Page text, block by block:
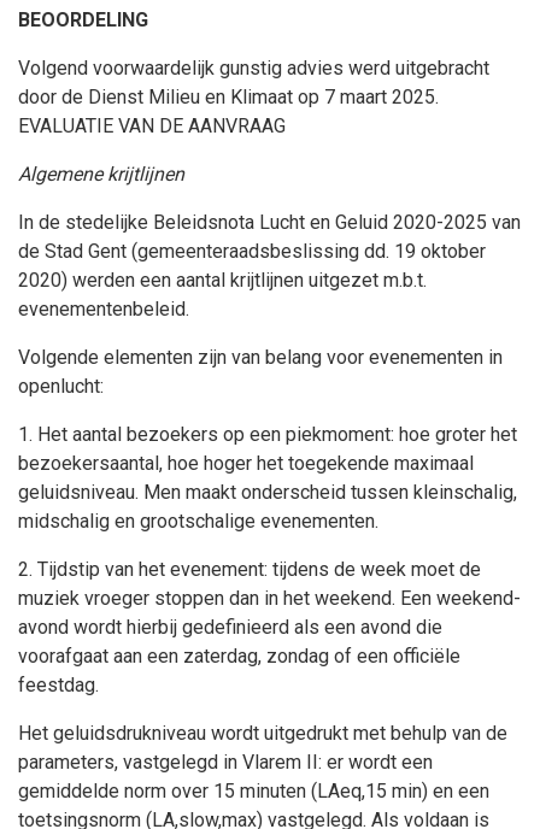
BEOORDELING
Volgend voorwaardelijk gunstig advies werd uitgebracht
door de Dienst Milieu en Klimaat op 7 maart 2025.
EVALUATIE VAN DE AANVRAAG
Algemene krijtlijnen
In de stedelijke Beleidsnota Lucht en Geluid 2020-2025 van
de Stad Gent (gemeenteraadsbeslissing dd. 19 oktober
2020) werden een aantal krijtlijnen uitgezet m.b.t.
evenementenbeleid.
Volgende elementen zijn van belang voor evenementen in
openlucht:
1. Het aantal bezoekers op een piekmoment: hoe groter het
bezoekersaantal, hoe hoger het toegekende maximaal
geluidsniveau. Men maakt onderscheid tussen kleinschalig,
midschalig en grootschalige evenementen.
2. Tijdstip van het evenement: tijdens de week moet de
muziek vroeger stoppen dan in het weekend. Een weekend-
avond wordt hierbij gedefinieerd als een avond die
voorafgaat aan een zaterdag, zondag of een officiële
feestdag.
Het geluidsdrukniveau wordt uitgedrukt met behulp van de
parameters, vastgelegd in Vlarem II: er wordt een
gemiddelde norm over 15 minuten (LAeq,15 min) en een
toetsingsnorm (LA,slow,max) vastgelegd. Als voldaan is